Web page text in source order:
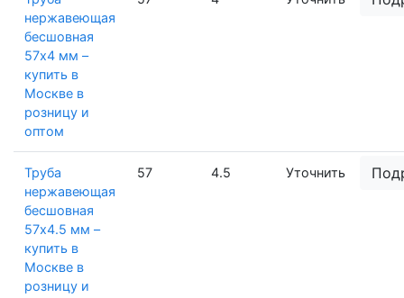
нержавеющая
бесшовная
57х4 мм –
купить в
Москве в
розницу и
оптом
Труба
нержавеющая
бесшовная
57х4.5 мм –
купить в
Москве в
розницу и
57 4.5 Уточнить